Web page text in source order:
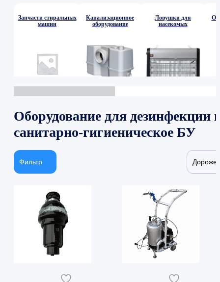
Запчасти стиральных
машин
Канализационное
оборудование
Ловушки для
насекомых
Оборудование для дезинфекции
санитарно-гигиеническое БУ
Фильтр Дороже